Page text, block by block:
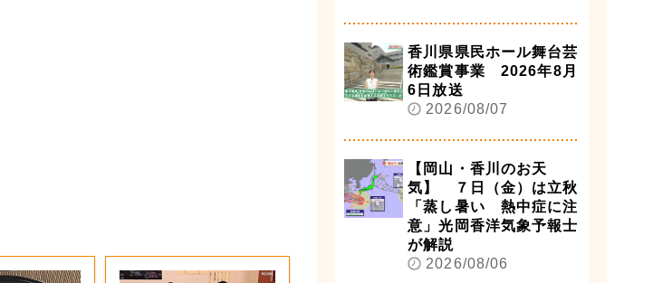
香川県県民ホール舞台芸
術鑑賞事業 2026年8月
6日放送
2026/08/07
【岡山・香川のお天
気】 ７日（金）は立秋
「蒸し暑い 熱中症に注
意」光岡香洋気象予報士
が解説
2026/08/06